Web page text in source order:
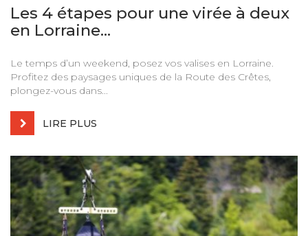
Les 4 étapes pour une virée à deux
en Lorraine...
Le temps d’un weekend, posez vos valises en Lorraine.
Profitez des paysages uniques de la Route des Crêtes,
plongez-vous dans...
LIRE PLUS